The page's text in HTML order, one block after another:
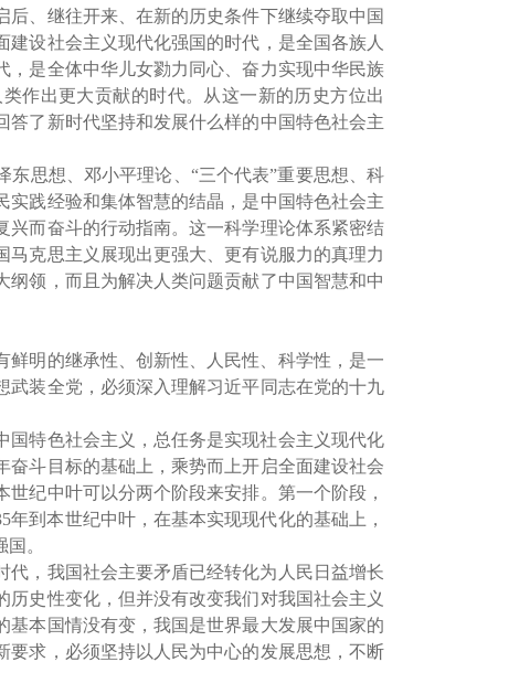
、继往开来、在新的历史条件下继续夺取中国
设社会主义现代化强国的时代，是全国各族人
，是全体中华儿女勠力同心、奋力实现中华民族
作出更大贡献的时代。从这一新的历史方位出
了新时代坚持和发展什么样的中国特色社会主
思想、邓小平理论、“三个代表”重要思想、科
践经验和集体智慧的结晶，是中国特色社会主
兴而奋斗的行动指南。这一科学理论体系紧密结
克思主义展现出更强大、更有说服力的真理力
领，而且为解决人类问题贡献了中国智慧和中
明的继承性、创新性、人民性、科学性，是一
装全党，必须深入理解习近平同志在党的十九
特色社会主义，总任务是实现社会主义现代化
斗目标的基础上，乘势而上开启全面建设社会
纪中叶可以分两个阶段来安排。第一个阶段，
年到本世纪中叶，在基本实现现代化的基础上，
。
，我国社会主要矛盾已经转化为人民日益增长
史性变化，但并没有改变我们对我国社会主义
本国情没有变，我国是世界最大发展中国家的
要求，必须坚持以人民为中心的发展思想，不断